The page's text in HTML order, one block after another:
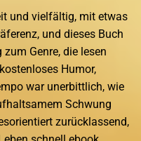
und vielfältig, mit etwas
und dieses Buch
Genre, die lesen
Humor,
war unerbittlich, wie
Schwung
zurücklassend,